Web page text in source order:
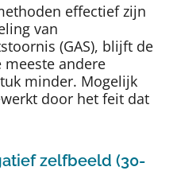
effectief zijn
van
(GAS), blijft de
andere
minder. Mogelijk
door het feit dat
zelfbeeld (30-